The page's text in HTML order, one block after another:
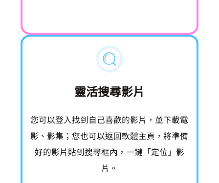
靈活搜尋影片
您可以登入 Prime Video 找到自己喜歡的影片，並下載電
影、影集；您也可以返回軟體主頁，將準備
好的影片 URL 貼到搜尋框內，一鍵「定位」影
片。